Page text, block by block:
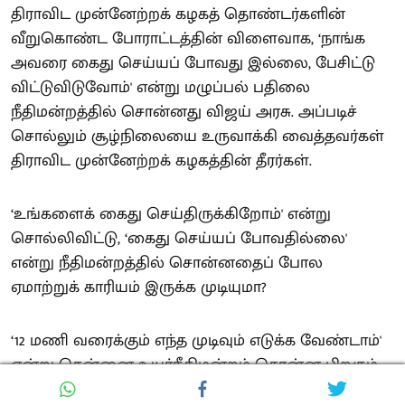
திராவிட முன்னேற்றக் கழகத் தொண்டர்களின்
வீறுகொண்ட போராட்டத்தின் விளைவாக, ‘நாங்க
அவரை கைது செய்யப் போவது இல்லை, பேசிட்டு
விட்டுவிடுவோம்' என்று மழுப்பல் பதிலை
நீதிமன்றத்தில் சொன்னது விஜய் அரசு. அப்படிச்
சொல்லும் சூழ்நிலையை உருவாக்கி வைத்தவர்கள்
திராவிட முன்னேற்றக் கழகத்தின் தீரர்கள்.
‘உங்களைக் கைது செய்திருக்கிறோம்' என்று
சொல்லிவிட்டு, ‘கைது செய்யப் போவதில்லை'
என்று நீதிமன்றத்தில் சொன்னதைப் போல
ஏமாற்றுக் காரியம் இருக்க முடியுமா?
‘12 மணி வரைக்கும் எந்த முடிவும் எடுக்க வேண்டாம்'
என்று சென்னை உயர்நீதிமன்றம் சொன்ன பிறகும்,
அதற்கு முன்னதாக சென்னையில் கைது செய்து